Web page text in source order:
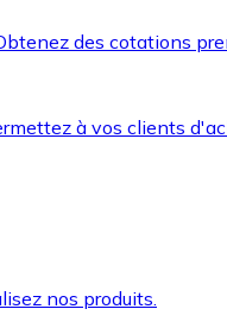
des cotations
à vos clients
nos produits.